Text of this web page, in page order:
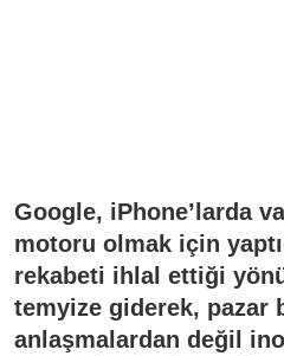
Google, iPhone’larda
motoru olmak için
rekabeti ihlal ettiği
temyize giderek, pazar
anlaşmalardan değil